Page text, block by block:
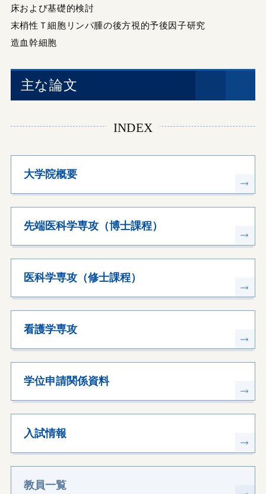
床および基礎的検討
末梢性Ｔ細胞リンパ腫の後方視的予後因子研究
造血幹細胞
主な論文
INDEX
大学院概要
先端医科学専攻（博士課程）
医科学専攻（修士課程）
看護学専攻
学位申請関係資料
入試情報
教員一覧